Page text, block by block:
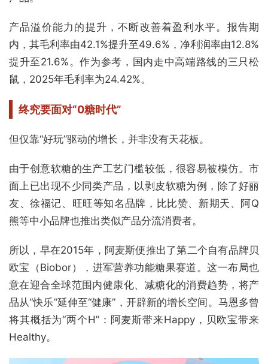
产品溢价能力的提升，不断改善着盈利水平。报告期
内，其毛利率由42.1%提升至49.6%，净利润率由12.8%
提升至21.6%。作为参考，国内走中高端路线的三只松
鼠，2025年毛利率为24.42%。
终究要面对“0糖时代”
但仅靠“好玩”驱动的增长，并非没有天花板。
由于创意软糖的生产工艺门槛较低，很容易被模仿。市
面上已出现不少同类产品，以剥皮软糖为例，除了好丽
友、徐福记、旺旺等知名品牌，比比赞、新期天、阿Q
熊等中小品牌也推出类似产品分流消费者。
所以，早在2015年，阿麦斯便推出了第二个自有品牌贝
欧宝（Biobor），进军营养功能糖果赛道。这一布局也
意在迎合全球范围内健康化、减糖化的消费趋势，将产
品从“快乐”延伸至“健康”，开辟新的增长空间。马恩多曾
将其概括为“两个H”：阿麦斯带来Happy，贝欧宝带来
Healthy。